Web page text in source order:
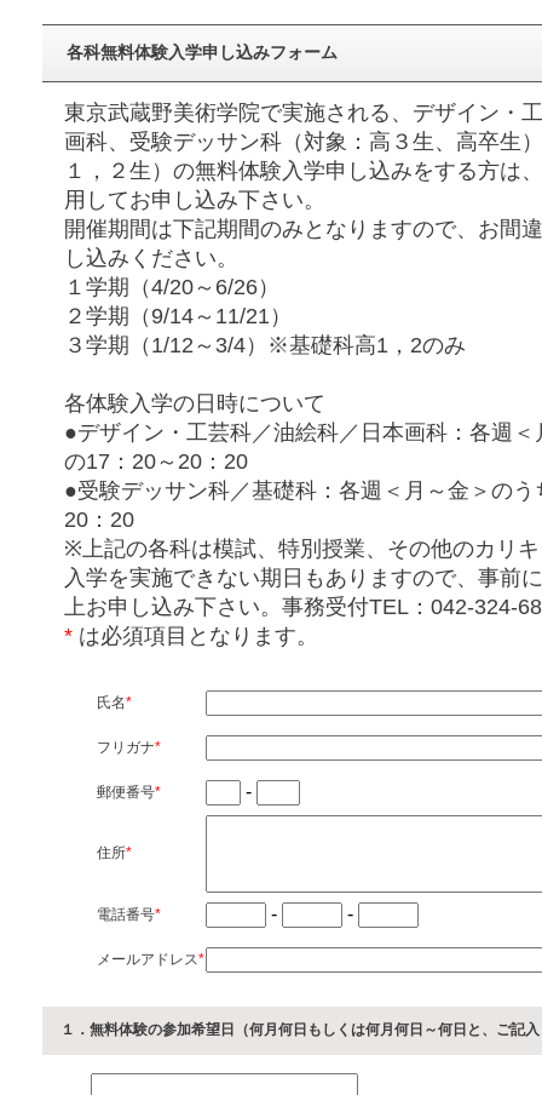
各科無料体験入学申し込みフォーム
東京武蔵野美術学院で実施される、デザイン・
画科、受験デッサン科（対象：高３生、高卒生
１，２生）の無料体験入学申し込みをする方は
用してお申し込み下さい。
開催期間は下記期間のみとなりますので、お間
し込みください。
１学期（4/20～6/26）
２学期（9/14～11/21）
３学期（1/12～3/4）※基礎科高1，2のみ
各体験入学の日時について
●デザイン・工芸科／油絵科／日本画科：各週
の17：20～20：20
●受験デッサン科／基礎科：各週＜月～金＞の
20：20
※上記の各科は模試、特別授業、その他のカリ
入学を実施できない期日もありますので、事前
上お申し込み下さい。事務受付TEL：042-324-
* は必須項目となります。
氏名*
フリガナ*
郵便番号* -
住所*
電話番号* - -
メールアドレス*
１．無料体験の参加希望日（何月何日もしくは何月何日～何日と、ご記